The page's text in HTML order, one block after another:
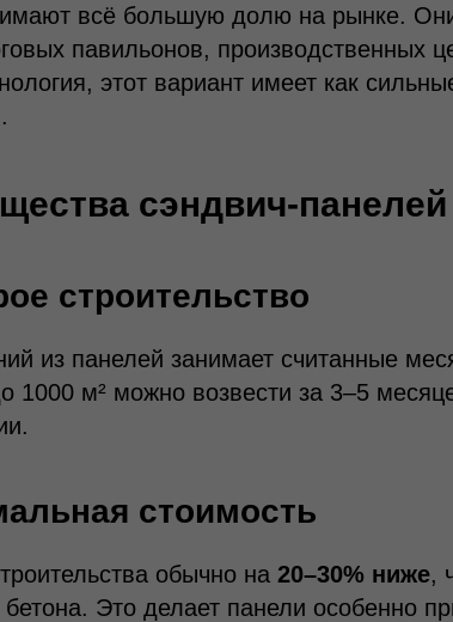
всё большую долю на рынке.
павильонов, производственных
этот вариант имеет как
сэндвич-панелей
строительство
из панелей занимает считанные
1000 м² можно возвести за 3–5
стоимость
обычно на 20–30% ниже,
бетона. Это делает панели особенно